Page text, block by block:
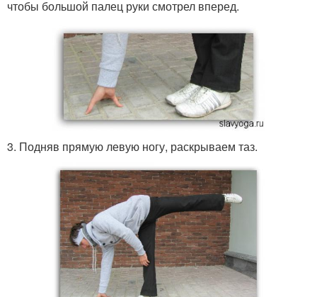
чтобы большой палец руки смотрел вперед.
3. Подняв прямую левую ногу, раскрываем таз.